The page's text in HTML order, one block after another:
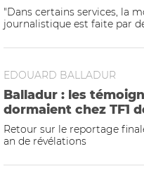
"Dans certains services, la
journalistique est faite par
EDOUARD BALLADUR
Balladur : les
dormaient chez TF1
Retour sur le reportage
an de révélations